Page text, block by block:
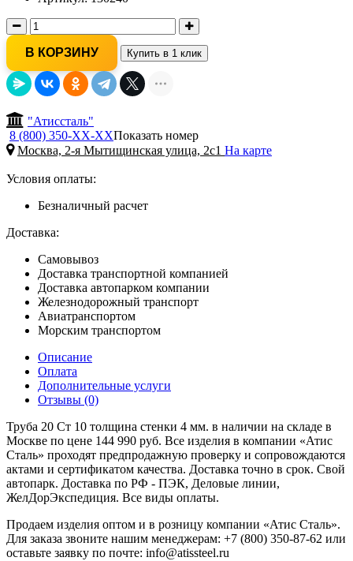
В КОРЗИНУ Купить в 1 клик
"Атиссталь"
8 (800) 350-ХХ-ХХПоказать номер
Москва, 2-я Мытищинская улица, 2с1 На карте
Условия оплаты:
Безналичный расчет
Доставка:
Самовывоз
Доставка транспортной компанией
Доставка автопарком компании
Железнодорожный транспорт
Авиатранспортом
Морским транспортом
Описание
Оплата
Дополнительные услуги
Отзывы (0)
Труба 20 Ст 10 толщина стенки 4 мм. в наличии на складе в
Москве по цене 144 990 руб. Все изделия в компании «Атис
Сталь» проходят предпродажную проверку и сопровождаются
актами и сертификатом качества. Доставка точно в срок. Свой
автопарк. Доставка по РФ - ПЭК, Деловые линии,
ЖелДорЭкспедиция. Все виды оплаты.
Продаем изделия оптом и в розницу компании «Атис Сталь».
Для заказа звоните нашим менеджерам: +7 (800) 350-87-62 или
оставьте заявку по почте: info@atissteel.ru